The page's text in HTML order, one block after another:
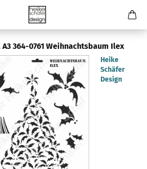
364-0761 Weihnachtsbaum Ilex
Heike
Schäfer
Design